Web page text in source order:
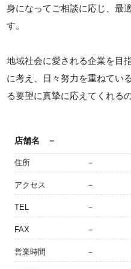
身になってご相談に応じ、最
す。
地域社会に愛される企業を目
に考え、日々努力を重ねてい
る要望に真摯に応えてくれる
店舗名 －
住所 －
アクセス －
TEL －
FAX －
営業時間 －